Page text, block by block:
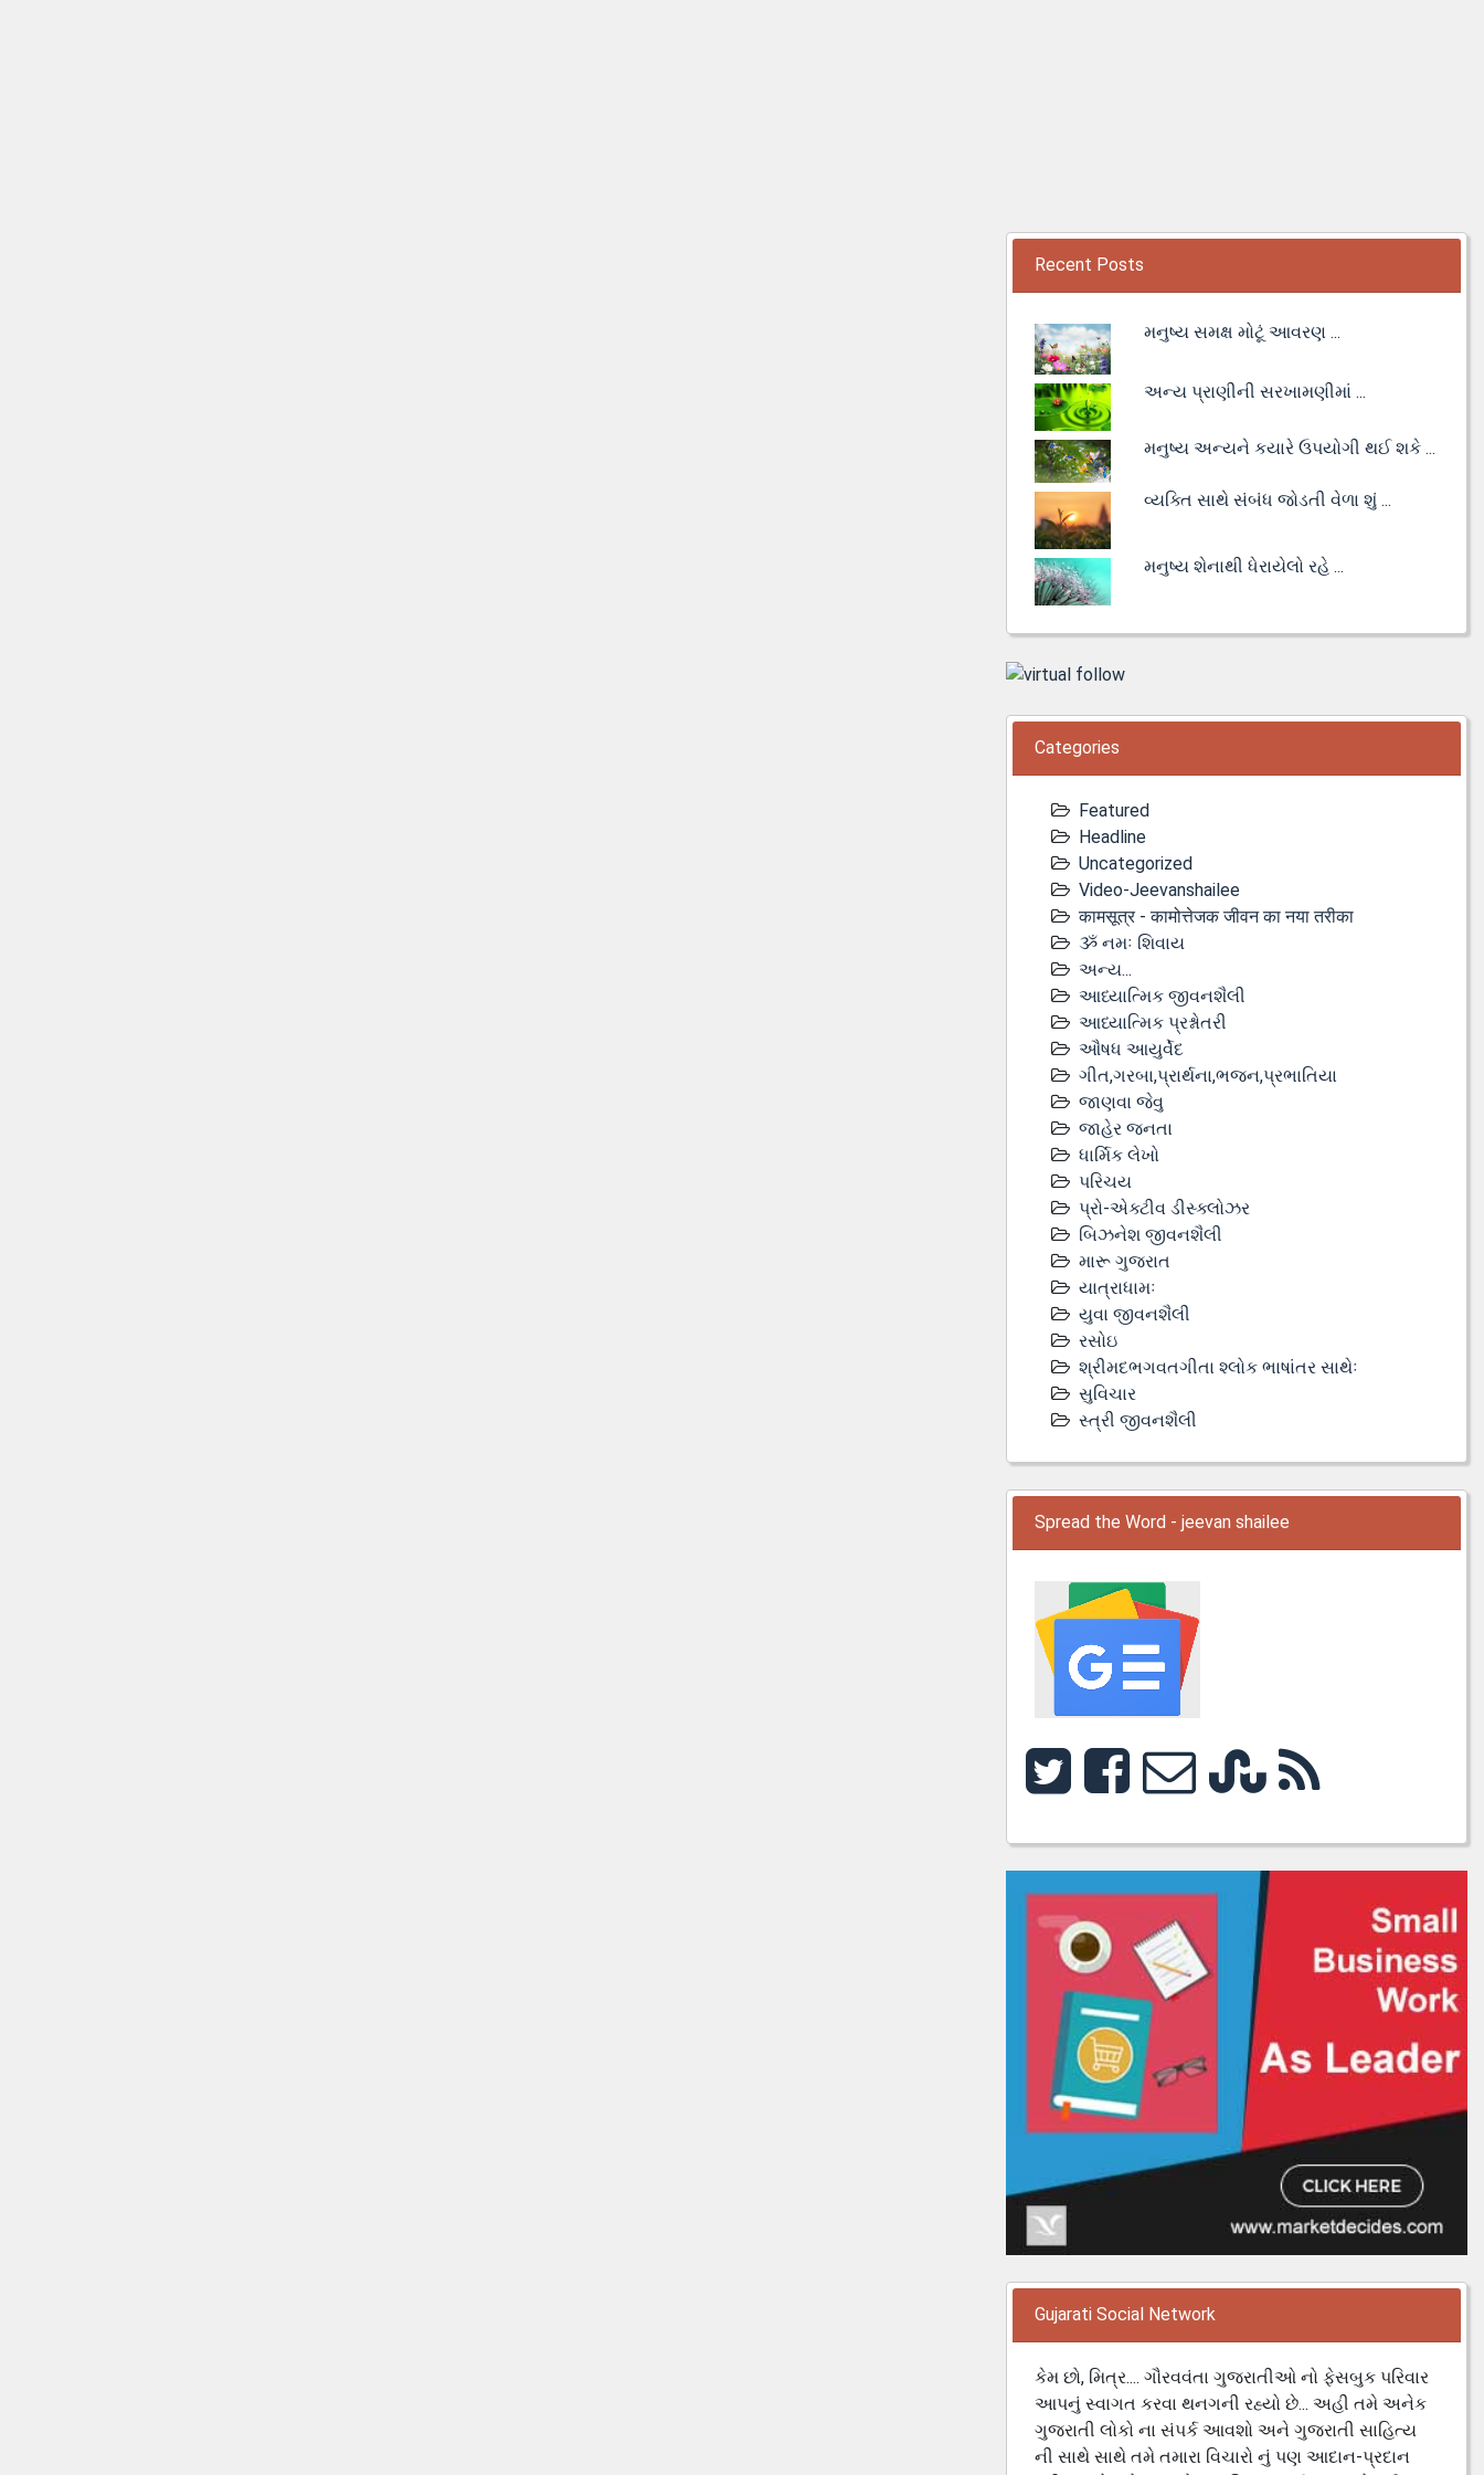
Recent Posts
મનુષ્ય સમક્ષ મોટૂં આવરણ ...
અન્ય પ્રાણીની સરખામણીમાં ...
મનુષ્ય અન્યને કયારે ઉપયોગી થઈ શકે ...
વ્યક્તિ સાથે સંબંધ જોડતી વેળા શું ...
મનુષ્ય શેનાથી ધેરાયેલો રહે ...
Categories
Featured
Headline
Uncategorized
Video-Jeevanshailee
कामसूत्र - कामोत्तेजक जीवन का नया तरीका
ૐ નમઃ શિવાય
અન્ય...
આધ્યાત્મિક જીવનશૈલી
આધ્યાત્મિક પ્રશ્નોતરી
ઔષધ આયુર્વેદ
ગીત,ગરબા,પ્રાર્થના,ભજન,પ્રભાતિયા
જાણવા જેવુ
જાહેર જનતા
ધાર્મિક લેખો
પરિચય
પ્રો-એક્ટીવ ડીસ્‍ક્લોઝર
બિઝનેશ જીવનશૈલી
મારૂ ગુજરાત
યાત્રાધામઃ
યુવા જીવનશૈલી
રસોઇ
શ્રીમદભગવતગીતા શ્લોક ભાષાંતર સાથેઃ
સુવિચાર
સ્ત્રી જીવનશૈલી
Spread the Word - jeevan shailee
Gujarati Social Network
કેમ છો, મિત્ર.... ગૌરવવંતા ગુજરાતીઓ નો ફેસબુક પરિવાર
આપનું સ્વાગત કરવા થનગની રહ્યો છે... અહી તમે અનેક
ગુજરાતી લોકો ના સંપર્ક આવશો અને ગુજરાતી સાહિત્ય
ની સાથે સાથે તમે તમારા વિચારો નું પણ આદાન-પ્રદાન